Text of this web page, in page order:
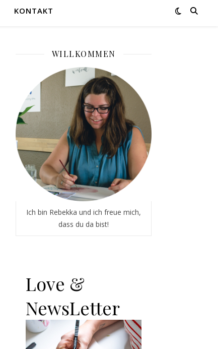
KONTAKT
WILLKOMMEN
Ich bin Rebekka und ich freue mich,
dass du da bist!
Love &
NewsLetter